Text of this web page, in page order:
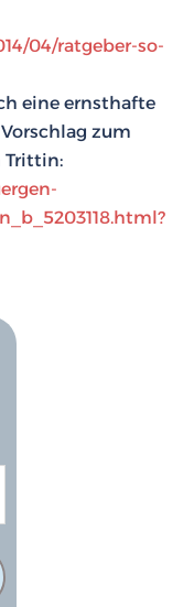
04/ratgeber-so-
eine ernsthafte
zum
Trittin: